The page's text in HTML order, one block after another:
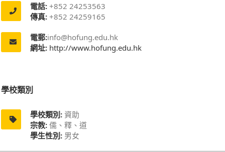
電話: +852 24253563
傳真: +852 24259165
電郵:info@hofung.edu.hk
網址: http://www.hofung.edu.hk
學校類別
學校類別: 資助
宗教: 儒、釋、道
學生性別: 男女